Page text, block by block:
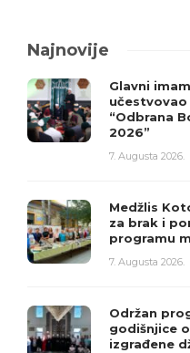
Najnovije
Glavni
“Odbrana
2026”
7. Augusta 2026.
Medžlis
za brak i
programu
7. Augusta 2026.
Održan
godišnjice
izgrađene